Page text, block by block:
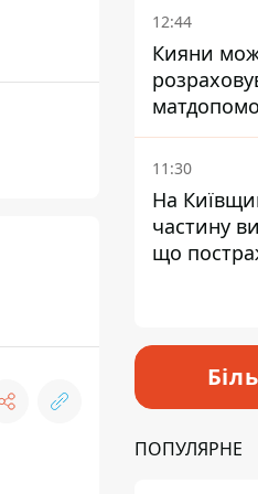
12:44
Кияни
дадуть
11:30
На
частину
що
ПОПУЛЯРНЕ